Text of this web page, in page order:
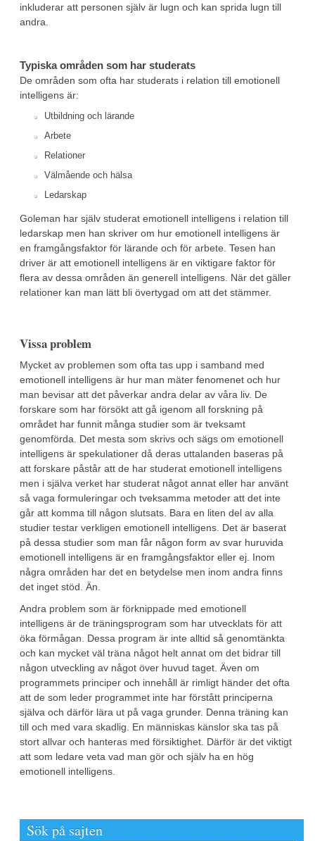
inkluderar att personen själv är lugn och kan sprida lugn till
andra.
Typiska områden som har studerats
De områden som ofta har studerats i relation till emotionell
intelligens är:
Utbildning och lärande
Arbete
Relationer
Välmående och hälsa
Ledarskap
Goleman har själv studerat emotionell intelligens i relation till
ledarskap men han skriver om hur emotionell intelligens är
en framgångsfaktor för lärande och för arbete. Tesen han
driver är att emotionell intelligens är en viktigare faktor för
flera av dessa områden än generell intelligens. När det gäller
relationer kan man lätt bli övertygad om att det stämmer.
Vissa problem
Mycket av problemen som ofta tas upp i samband med
emotionell intelligens är hur man mäter fenomenet och hur
man bevisar att det påverkar andra delar av våra liv. De
forskare som har försökt att gå igenom all forskning på
området har funnit många studier som är tveksamt
genomförda. Det mesta som skrivs och sägs om emotionell
intelligens är spekulationer då deras uttalanden baseras på
att forskare påstår att de har studerat emotionell intelligens
men i själva verket har studerat något annat eller har använt
så vaga formuleringar och tveksamma metoder att det inte
går att komma till någon slutsats. Bara en liten del av alla
studier testar verkligen emotionell intelligens. Det är baserat
på dessa studier som man får någon form av svar huruvida
emotionell intelligens är en framgångsfaktor eller ej. Inom
några områden har det en betydelse men inom andra finns
det inget stöd. Än.
Andra problem som är förknippade med emotionell
intelligens är de träningsprogram som har utvecklats för att
öka förmågan. Dessa program är inte alltid så genomtänkta
och kan mycket väl träna något helt annat om det bidrar till
någon utveckling av något över huvud taget. Även om
programmets principer och innehåll är rimligt händer det ofta
att de som leder programmet inte har förstått principerna
själva och därför lära ut på vaga grunder. Denna träning kan
till och med vara skadlig. En människas känslor ska tas på
stort allvar och hanteras med försiktighet. Därför är det viktigt
att som ledare veta vad man gör och själv ha en hög
emotionell intelligens.
Sök på sajten